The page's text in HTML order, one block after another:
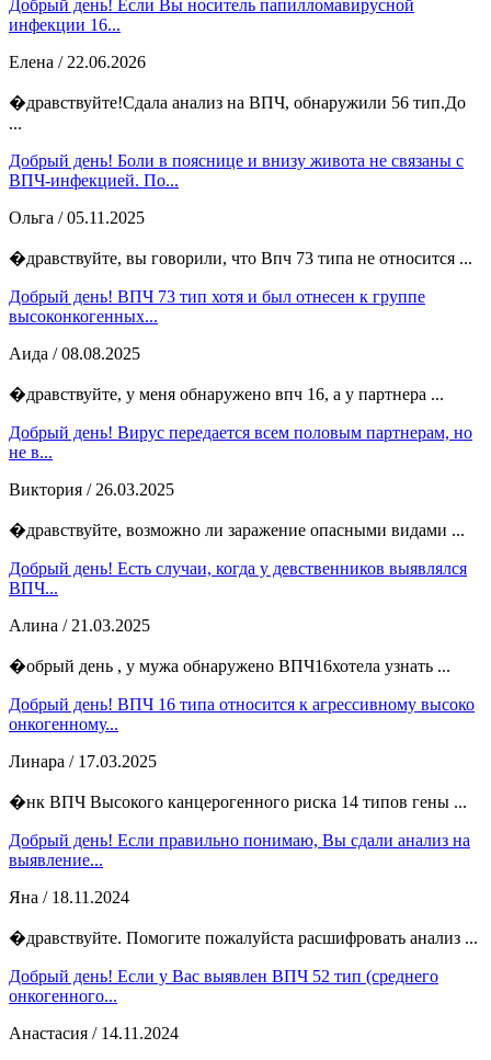
Добрый день! Если Вы носитель папилломавирусной
инфекции 16...
Елена / 22.06.2026
�дравствуйте!Сдала анализ на ВПЧ, обнаружили 56 тип.До
...
Добрый день! Боли в пояснице и внизу живота не связаны с
ВПЧ-инфекцией. По...
Ольга / 05.11.2025
�дравствуйте, вы говорили, что Впч 73 типа не относится ...
Добрый день! ВПЧ 73 тип хотя и был отнесен к группе
высоконкогенных...
Аида / 08.08.2025
�дравствуйте, у меня обнаружено впч 16, а у партнера ...
Добрый день! Вирус передается всем половым партнерам, но
не в...
Виктория / 26.03.2025
�дравствуйте, возможно ли заражение опасными видами ...
Добрый день! Есть случаи, когда у девственников выявлялся
ВПЧ...
Алина / 21.03.2025
�обрый день , у мужа обнаружено ВПЧ16хотела узнать ...
Добрый день! ВПЧ 16 типа относится к агрессивному высоко
онкогенному...
Линара / 17.03.2025
�нк ВПЧ Высокого канцерогенного риска 14 типов гены ...
Добрый день! Если правильно понимаю, Вы сдали анализ на
выявление...
Яна / 18.11.2024
�дравствуйте. Помогите пожалуйста расшифровать анализ ...
Добрый день! Если у Вас выявлен ВПЧ 52 тип (среднего
онкогенного...
Анастасия / 14.11.2024